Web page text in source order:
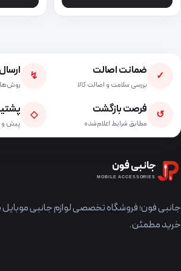
✓ ضمانت اصالت
بررسی سلامت و اصالت کالا
↯
↺ فرصت بازگشت
مطابق شرایط اعلام‌شده
◇
پیش و
جانبی فون
MOBILE ACCESSORIES
جانبی فون؛ فروشگاه تخصصی لوازم جانبی موبایل
خرید مطمئن.